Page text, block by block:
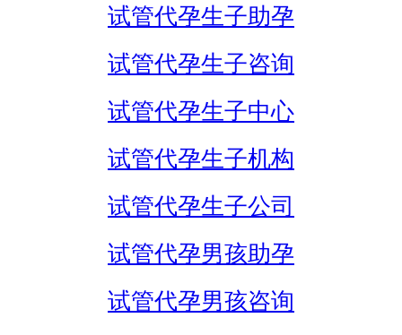
试管代孕生子助孕
试管代孕生子咨询
试管代孕生子中心
试管代孕生子机构
试管代孕生子公司
试管代孕男孩助孕
试管代孕男孩咨询